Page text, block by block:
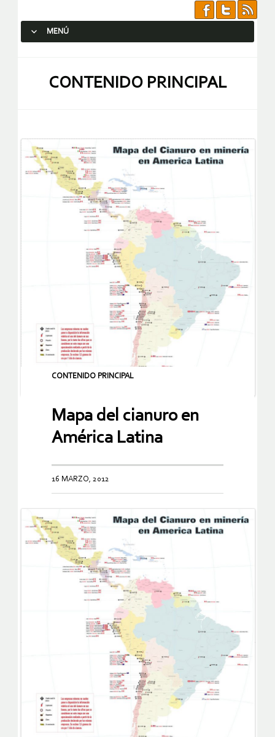
MENÚ
CONTENIDO PRINCIPAL
CONTENIDO PRINCIPAL
Mapa del cianuro en
América Latina
16 MARZO, 2012